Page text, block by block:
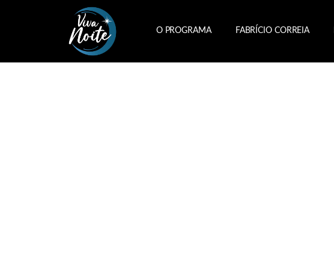
O PROGRAMA FABRÍCIO CORREIA